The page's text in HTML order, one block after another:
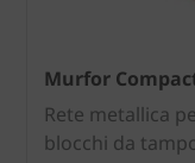
Murfor
Rete metallica
blocchi da